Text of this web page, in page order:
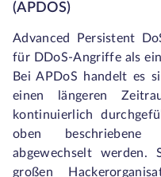
(APDOS)
Advanced Persistent
für DDoS-Angriffe als
Bei APDoS handelt es
einen längeren
kontinuierlich
oben
abgewechselt
großen